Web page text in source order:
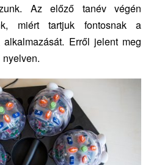
Az előző tanév végén
miért tartjuk fontosnak a
Erről jelent meg
nyelven.